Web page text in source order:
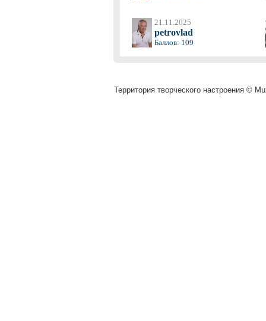
21.11.2025
petrovlad
Баллов: 109
Территория творческого настроения ©